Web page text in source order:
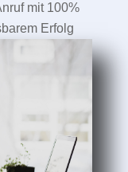
mit 100%
Erfolg